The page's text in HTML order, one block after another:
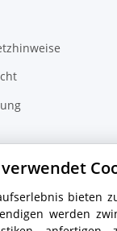
bieten
werden